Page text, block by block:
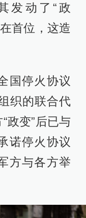
发动了“政
首位，这造
国停火协议
织的联合代
政变”后已与
诺停火协议
方与各方举